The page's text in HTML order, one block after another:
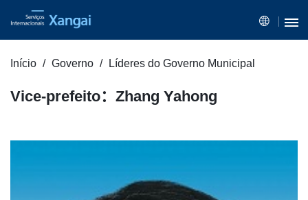
Início Governo Líderes do Governo Municipal
Vice-prefeito：Zhang Yahong